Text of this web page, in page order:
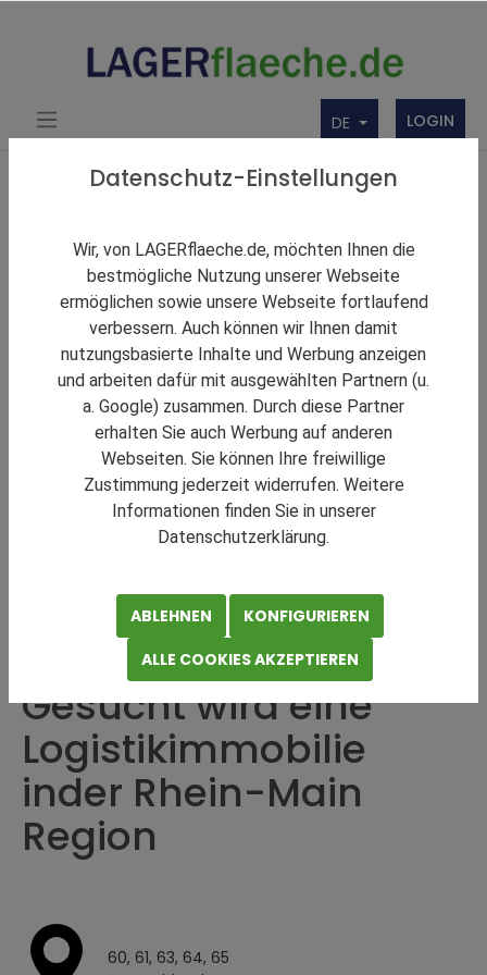
DE LOGIN
Zurück zu den Ergebnissen
Gesucht wird eine Logistikimmobilie inder Rhein-
LOGISTIKIMMOBILIE
Teilen
Gesucht wird eine
Logistikimmobilie
inder Rhein-Main
Region
60, 61, 63, 64, 65
Datenschutz-Einstellungen
Wir, von LAGERflaeche.de, möchten Ihnen die
bestmögliche Nutzung unserer Webseite
ermöglichen sowie unsere Webseite fortlaufend
verbessern. Auch können wir Ihnen damit
nutzungsbasierte Inhalte und Werbung anzeigen
und arbeiten dafür mit ausgewählten Partnern (u.
a. Google) zusammen. Durch diese Partner
erhalten Sie auch Werbung auf anderen
Webseiten. Sie können Ihre freiwillige
Zustimmung jederzeit widerrufen. Weitere
Informationen finden Sie in unserer
Datenschutzerklärung.
ABLEHNEN
KONFIGURIEREN
ALLE COOKIES AKZEPTIEREN